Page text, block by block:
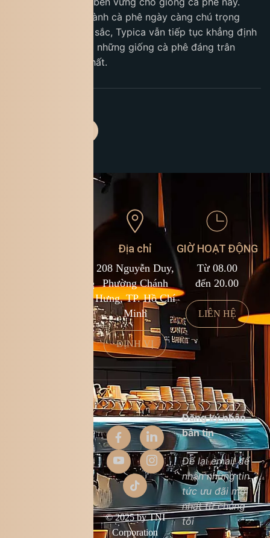
Trong bối cảnh ngành cà phê ngày càng chú trọng
chất lượng và bản sắc, Typica vẫn tiếp tục khẳng định
vị thế là một trong những giống cà phê đáng trân
trọng và gìn giữ nhất.
kcf.franchise@kingcoffee.com
Địa chỉ
208 Nguyễn Duy,
Phường Chánh
Hưng, TP. Hồ Chí
Minh
ĐỊNH VỊ
GIỜ HOẠT ĐỘNG
Từ 08.00
đến 20.00
LIÊN HỆ
© 2025 by TNI
Corporation
Đăng ký nhận
bản tin
Để lại email để
nhận những tin
tức ưu đãi mới
nhất từ chúng
tôi